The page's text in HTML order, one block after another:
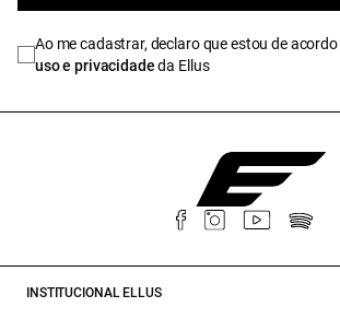
Ao me cadastrar, declaro que estou de
uso e privacidadeda Ellus
INSTITUCIONAL ELLUS